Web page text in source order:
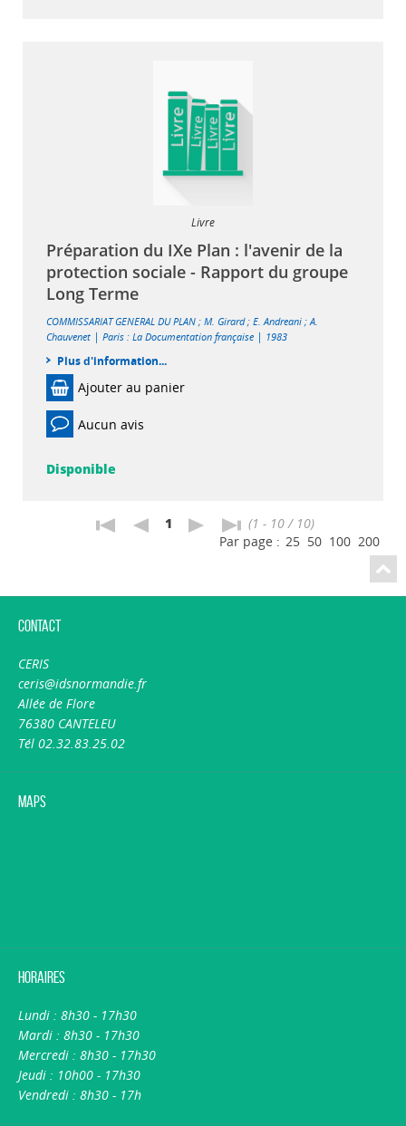
Livre
Préparation du IXe Plan : l'avenir de la
protection sociale - Rapport du groupe
Long Terme
COMMISSARIAT GENERAL DU PLAN ; M. Girard; E. Andreani ;A.
Chauvenet | Paris : La Documentation française | 1983
Plus d'information...
Ajouter au panier
Aucun avis
Disponible
1
(1 - 10 / 10)
Par page : 25 50 100 200
Contact
CERIS
ceris@idsnormandie.fr
Allée de Flore
76380 CANTELEU
Tél 02.32.83.25.02
Maps
Horaires
Lundi : 8h30 - 17h30
Mardi : 8h30 - 17h30
Mercredi : 8h30 - 17h30
Jeudi : 10h00 - 17h30
Vendredi : 8h30 - 17h